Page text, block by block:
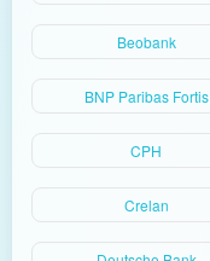
Beobank
BNP Paribas Fortis
CPH
Crelan